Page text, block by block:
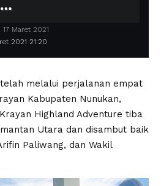
2021 21:20
Maret 2021
melalui perjalanan empat
Kabupaten Nunukan,
Highland Adventure tiba
Utara dan disambut baik
Paliwang, dan Wakil